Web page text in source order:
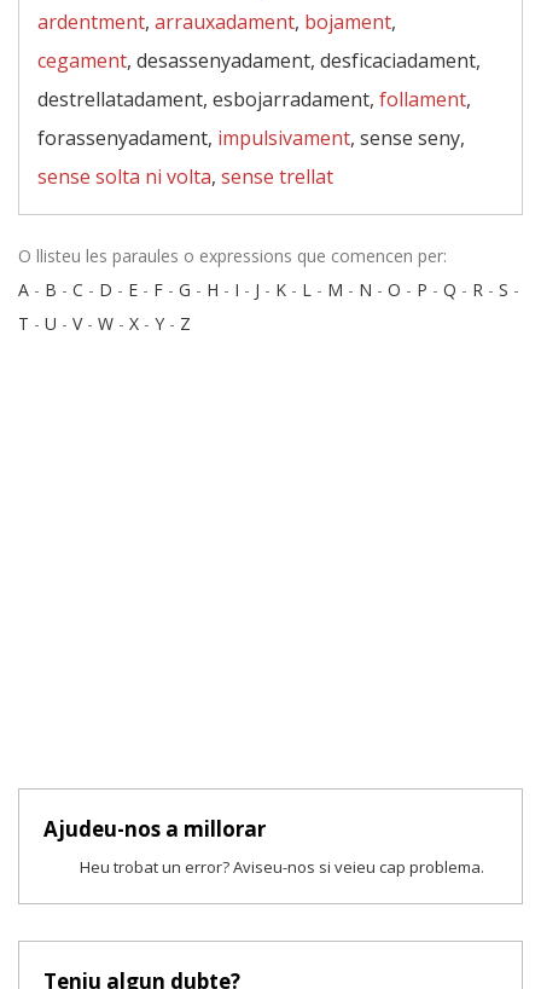
ardentment, arrauxadament, bojament,
cegament, desassenyadament, desficaciadament,
destrellatadament, esbojarradament, follament,
forassenyadament, impulsivament, sense seny,
sense solta ni volta, sense trellat
O llisteu les paraules o expressions que comencen per:
A - B - C - D - E - F - G - H - I - J - K - L - M - N - O - P - Q - R - S -
T - U - V- W - X - Y - Z
Ajudeu-nos a millorar
Heu trobat un error? Aviseu-nos si veieu cap problema.
Teniu algun dubte?